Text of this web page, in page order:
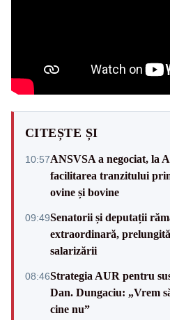
CITEȘTE ȘI
10:57ANSVSA a negociat, la
facilitarea tranzitului
ovine și bovine
09:49Senatorii și deputații
extraordinară,
salarizării
08:46Strategia AUR pentru
Dan. Dungaciu: „Vrem
cine nu”